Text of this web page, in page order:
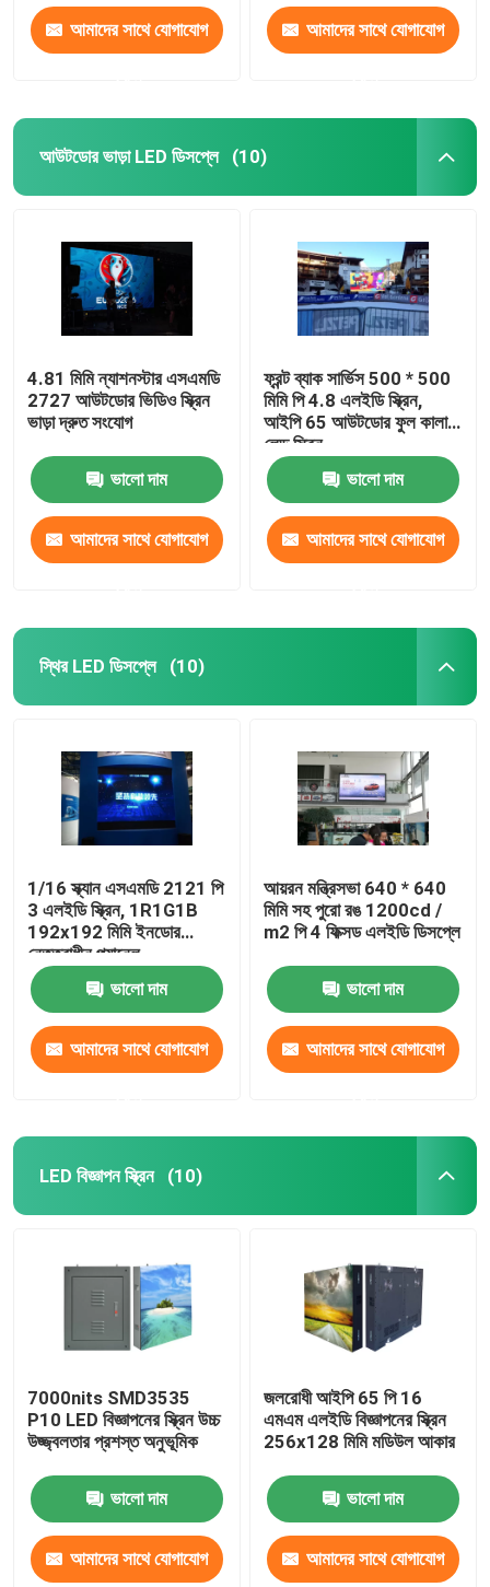
আমাদের সাথে যোগাযোগ আমাদের সাথে যোগাযোগ
আউটডোর ভাড়া LED ডিসপ্লে (10)
4.81 মিমি ন্যাশনস্টার এসএমডি
2727 আউটডোর ভিডিও স্ক্রিন
ভাড়া দ্রুত সংযোগ
ভালো দাম
আমাদের সাথে যোগাযোগ
ফ্রন্ট ব্যাক সার্ভিস 500 * 500
মিমি পি 4.8 এলইডি স্ক্রিন,
আইপি 65 আউটডোর ফুল কালার
লেড স্ক্রিন
ভালো দাম
আমাদের সাথে যোগাযোগ
স্থির LED ডিসপ্লে (10)
1/16 স্ক্যান এসএমডি 2121 পি
3 এলইডি স্ক্রিন, 1R1G1B
192x192 মিমি ইনডোর
নেতৃত্বাধীন প্যানেল
ভালো দাম
আমাদের সাথে যোগাযোগ
আয়রন মন্ত্রিসভা 640 * 640
মিমি সহ পুরো রঙ 1200cd /
m2 পি 4 ফিক্সড এলইডি ডিসপ্লে
ভালো দাম
আমাদের সাথে যোগাযোগ
LED বিজ্ঞাপন স্ক্রিন (10)
7000nits SMD3535
P10 LED বিজ্ঞাপনের স্ক্রিন উচ্চ
উজ্জ্বলতার প্রশস্ত অনুভূমিক
ভালো দাম
আমাদের সাথে যোগাযোগ
জলরোধী আইপি 65 পি 16
এমএম এলইডি বিজ্ঞাপনের স্ক্রিন
256x128 মিমি মডিউল আকার
ভালো দাম
আমাদের সাথে যোগাযোগ